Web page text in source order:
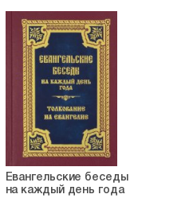
Евангельские беседы
на каждый день года